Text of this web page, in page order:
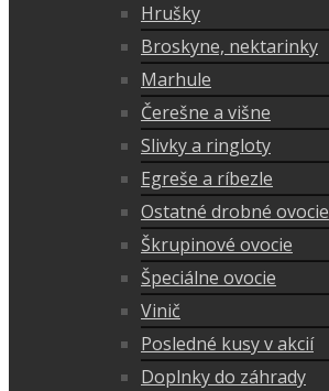
Hrušky
Broskyne, nektarinky
Marhule
Čerešne a višne
Slivky a ringloty
Egreše a ríbezle
Ostatné drobné ovocie
Škrupinové ovocie
Špeciálne ovocie
Vinič
Posledné kusy v akcií
Doplnky do záhrady